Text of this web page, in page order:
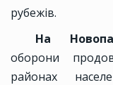
рубежів.
На
оборони
районах